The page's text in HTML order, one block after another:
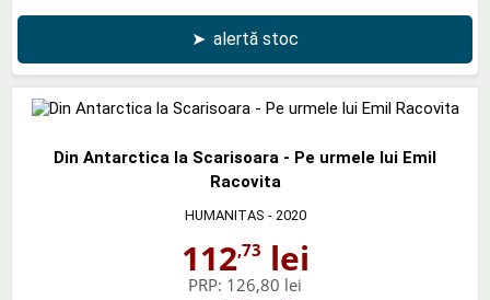
➤ alertă stoc
Din Antarctica la Scarisoara - Pe urmele lui Emil
Racovita
HUMANITAS - 2020
112,73 lei
PRP: 126,80 lei